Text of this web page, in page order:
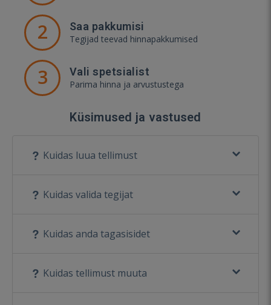
2 Saa pakkumisi
Tegijad teevad hinnapakkumised
3 Vali spetsialist
Parima hinna ja arvustustega
Küsimused ja vastused
Kuidas luua tellimust
Kuidas valida tegijat
Kuidas anda tagasisidet
Kuidas tellimust muuta